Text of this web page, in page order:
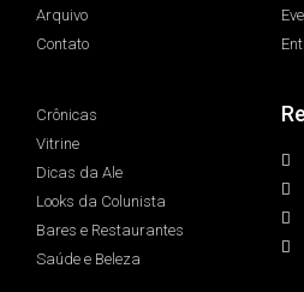
Arquivo
Contato
Crônicas
Vitrine
Dicas da Ale
Looks da Colunista
Bares e Restaurantes
Saúde e Beleza